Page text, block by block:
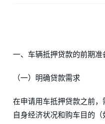
一、车辆抵押贷款的前期准
（一）明确贷款需求
在申请用车抵押贷款之前
自身经济状况和购车目的